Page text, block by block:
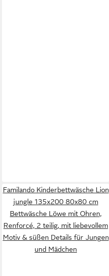
Familando Kinderbettwäsche Lion
jungle 135x200 80x80 cm
Bettwäsche Löwe mit Ohren,
Renforcé, 2 teilig, mit liebevollem
Motiv & süßen Details für Jungen
und Mädchen